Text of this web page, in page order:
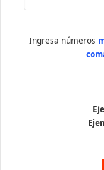
Ingresa números